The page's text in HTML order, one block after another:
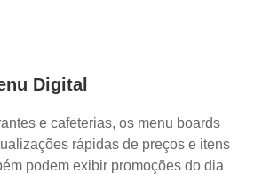
Digital
e cafeterias, os menu boards
rápidas de preços e itens
podem exibir promoções do dia